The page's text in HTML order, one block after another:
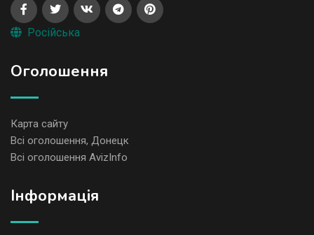
Російська
Оголошення
Карта сайту
Всі оголошення, Донецк
Всі оголошення AvizInfo
Iнформація